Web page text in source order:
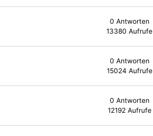
0 Antworten
13380 Aufrufe
0 Antworten
15024 Aufrufe
0 Antworten
12192 Aufrufe